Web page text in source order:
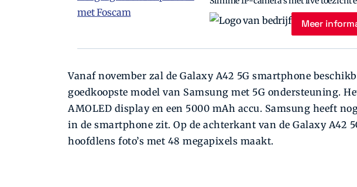
Meer
Vanaf november zal de Galaxy A42 5G smartphone
goedkoopste model van Samsung met 5G ondersteuning.
AMOLED display en een 5000 mAh accu. Samsung heeft
in de smartphone zit. Op de achterkant van de Galaxy A42
hoofdlens foto’s met 48 megapixels maakt.